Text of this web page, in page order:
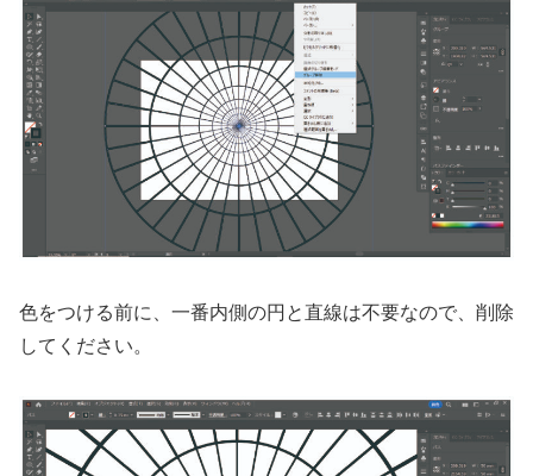
色をつける前に、一番内側の円と直線は不要なので、削除
してください。